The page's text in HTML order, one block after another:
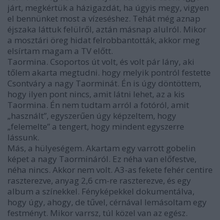
járt, megkértük a házigazdát, ha úgyis megy, vigyen
el bennünket most a vízeséshez. Tehát még aznap
éjszaka láttuk felülről, aztán másnap alulról. Mikor
a mosztári öreg hidat felrobbantották, akkor meg
elsírtam magam a TV előtt.
Taormina. Csoportos út volt, és volt pár lány, aki
tőlem akarta megtudni. hogy melyik pontról festette
Csontváry a nagy Taorminát. Én is úgy döntöttem,
hogy ilyen pont nincs, amit látni lehet, az a kis
Taormina. Én nem tudtam arról a fotóról, amit
„használt”, egyszerűen úgy képzeltem, hogy
„felemelte” a tengert, hogy mindent egyszerre
lássunk.
Más, a hülyeségem. Akartam egy varrott gobelin
képet a nagy Taormináról. Ez néha van előfestve,
néha nincs. Akkor nem volt. A3-as fekete fehér centire
raszterezve, anyag 2,6 cm-re raszterezve, és egy
album a színekkel. Fényképekkel dokumentálva,
hogy úgy, ahogy, de tűvel, cérnával lemásoltam egy
festményt. Mikor varrsz, túl közel van az egész.